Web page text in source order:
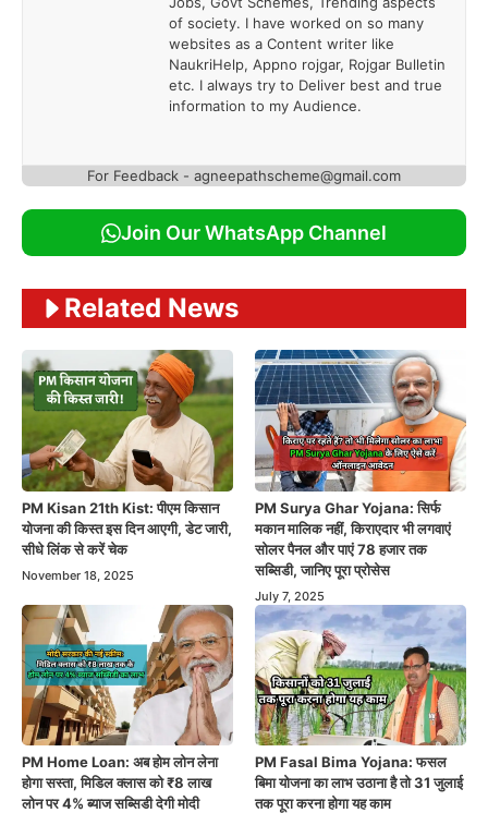
of society. I have worked on so many
websites as a Content writer like
NaukriHelp, Appno rojgar, Rojgar Bulletin
etc. I always try to Deliver best and true
information to my Audience.
For Feedback - agneepathscheme@gmail.com
Join Our WhatsApp Channel
Related News
PM Kisan 21th Kist: पीएम किसान
योजना की किस्त इस दिन आएगी, डेट जारी,
सीधे लिंक से करें चेक
November 18, 2025
PM Surya Ghar Yojana: सिर्फ
मकान मालिक नहीं, किराएदार भी लगवाएं
सोलर पैनल और पाएं 78 हजार तक
सब्सिडी, जानिए पूरा प्रोसेस
July 7, 2025
PM Home Loan: अब होम लोन लेना
होगा सस्ता, मिडिल क्लास को ₹8 लाख
लोन पर 4% ब्याज सब्सिडी देगी मोदी
PM Fasal Bima Yojana: फसल
बिमा योजना का लाभ उठाना है तो 31 जुलाई
तक पूरा करना होगा यह काम